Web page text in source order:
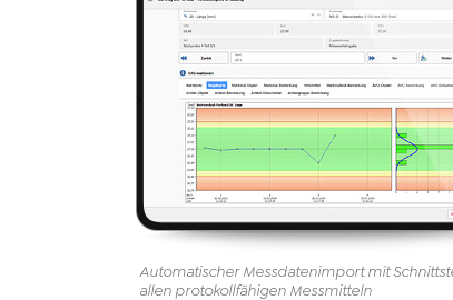
Automatischer Messdatenimport mit
allen protokollfähigen Messmitteln